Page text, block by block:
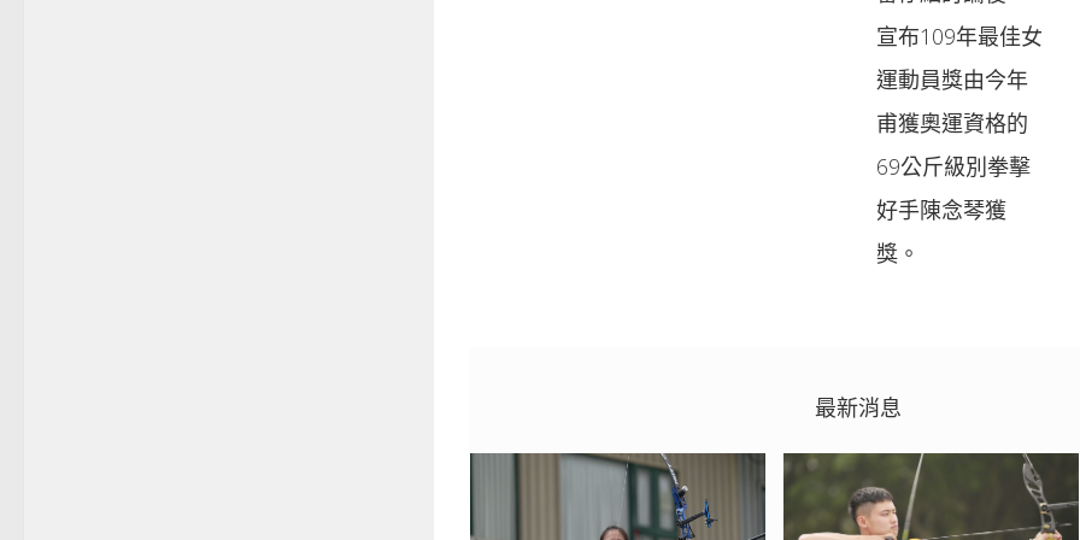
宣布109年最佳女
運動員獎由今年
甫獲奧運資格的
69公斤級別拳擊
好手陳念琴獲
獎。
最新消息